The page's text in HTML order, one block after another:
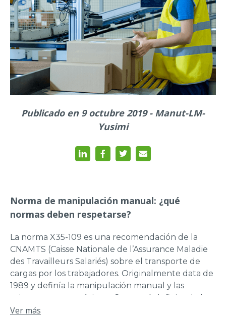
Publicado en 9 octubre 2019 - Manut-LM-
Yusimi
Norma de manipulación manual: ¿qué
normas deben respetarse?
La norma X35-109 es una recomendación de la
CNAMTS (Caisse Nationale de l’Assurance Maladie
des Travailleurs Salariés) sobre el transporte de
cargas por los trabajadores. Originalmente data de
1989 y definía la manipulación manual y las
primeras cargas máximas. Comenzó definiendo la
limitación de la carga durante las acciones
Ver más